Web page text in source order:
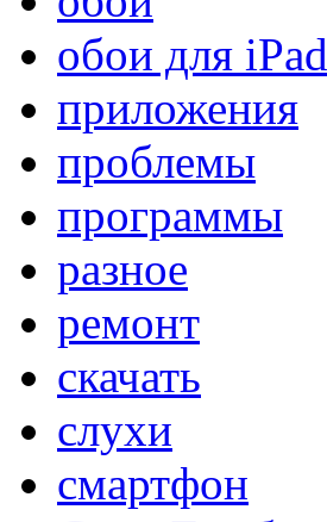
обои для iPad
приложения
проблемы
программы
разное
ремонт
скачать
слухи
смартфон